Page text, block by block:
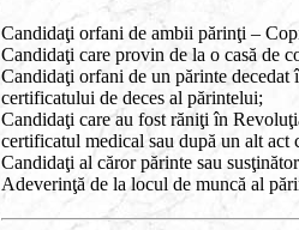
Candidaţi orfani de ambii părinţi –
Candidaţi care provin de la o casă de
Candidaţi orfani de un părinte
certificatului de deces al părintelui;
Candidaţi care au fost răniţi în
certificatul medical sau după un alt act
Candidaţi al căror părinte sau
Adeverinţă de la locul de muncă al